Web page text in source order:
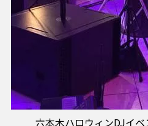
六本木ハロウィンDJイベ